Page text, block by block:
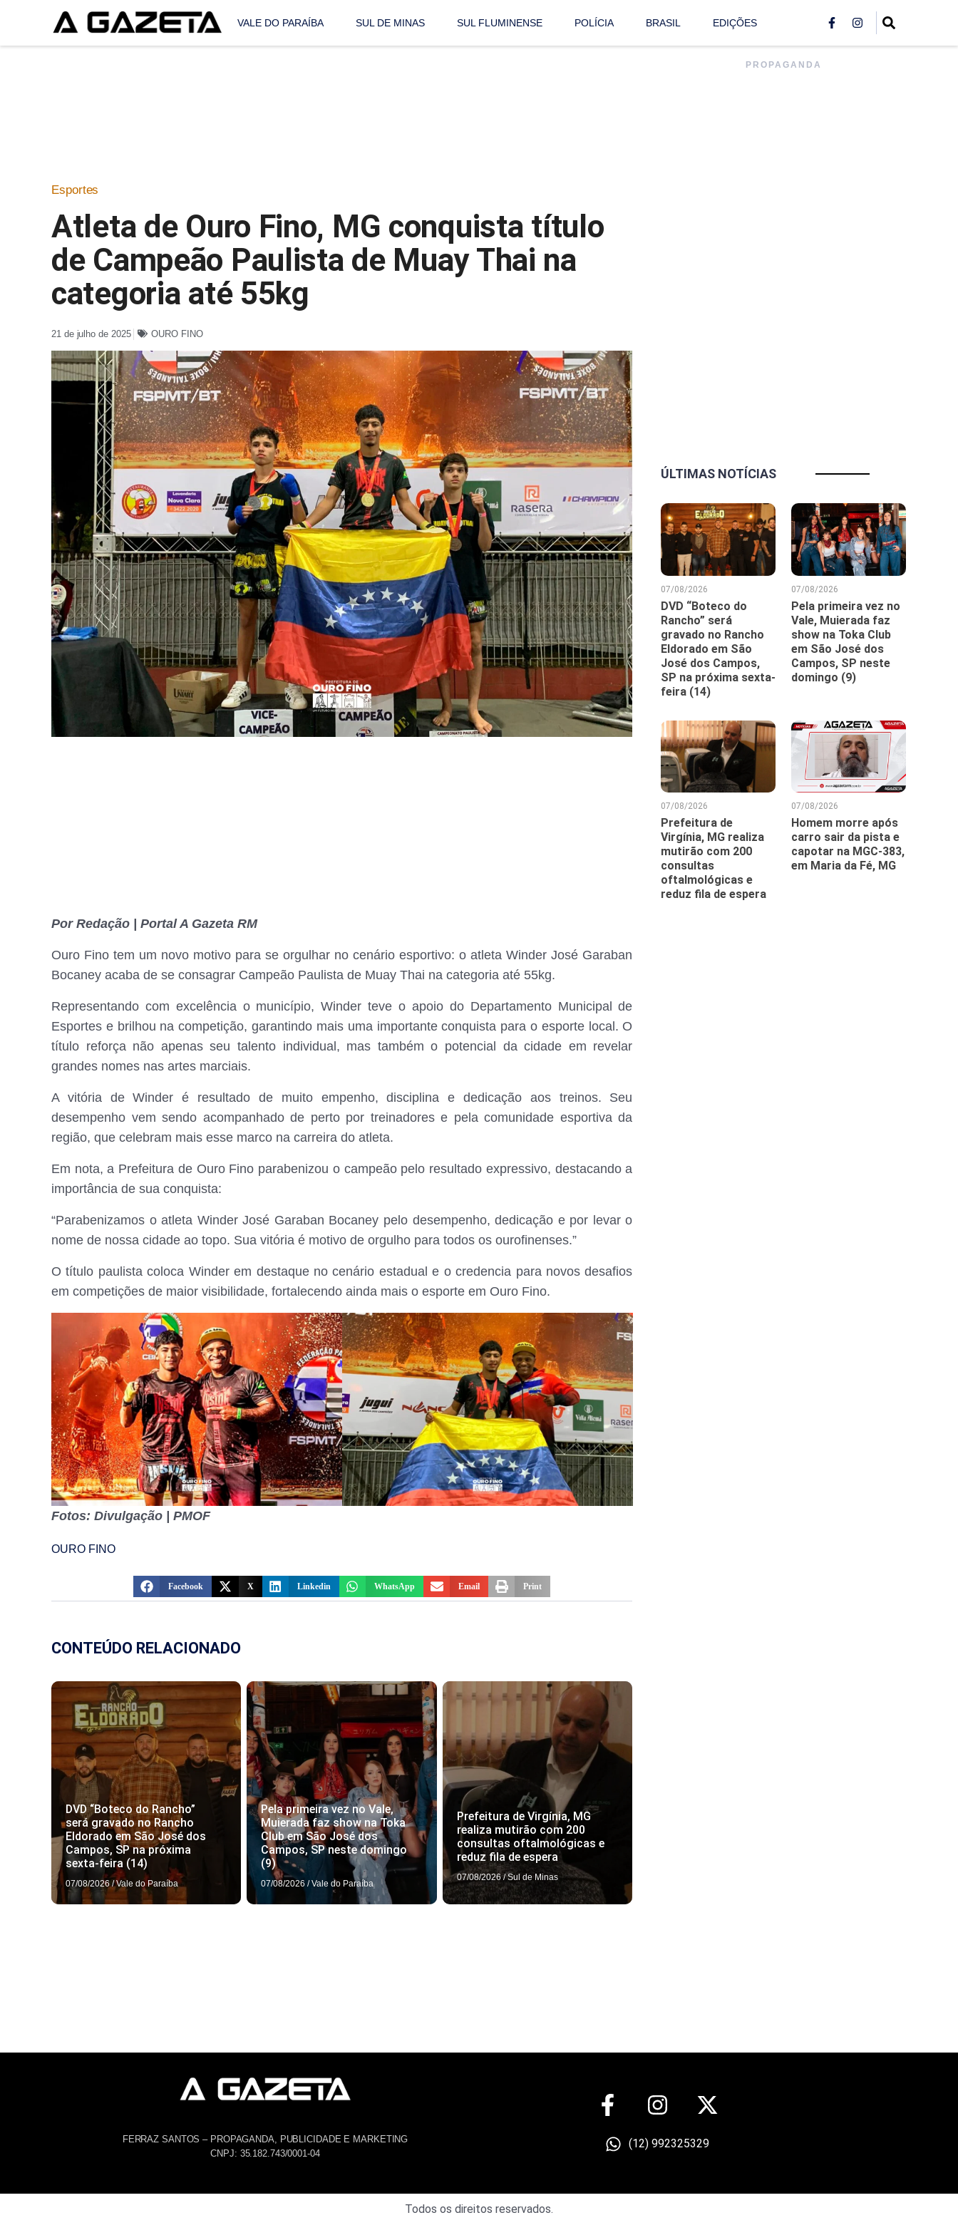
VALE DO PARAÍBA SUL DE MINAS SUL FLUMINENSE POLÍCIA BRASIL EDIÇÕES
Esportes
Atleta de Ouro Fino, MG conquista título
de Campeão Paulista de Muay Thai na
categoria até 55kg
21 de julho de 2025 OURO FINO
Por Redação | Portal A Gazeta RM
Ouro Fino tem um novo motivo para se orgulhar no cenário esportivo: o atleta Winder José Garaban
Bocaney acaba de se consagrar Campeão Paulista de Muay Thai na categoria até 55kg.
Representando com excelência o município, Winder teve o apoio do Departamento Municipal de
Esportes e brilhou na competição, garantindo mais uma importante conquista para o esporte local. O
título reforça não apenas seu talento individual, mas também o potencial da cidade em revelar
grandes nomes nas artes marciais.
A vitória de Winder é resultado de muito empenho, disciplina e dedicação aos treinos. Seu
desempenho vem sendo acompanhado de perto por treinadores e pela comunidade esportiva da
região, que celebram mais esse marco na carreira do atleta.
Em nota, a Prefeitura de Ouro Fino parabenizou o campeão pelo resultado expressivo, destacando a
importância de sua conquista:
“Parabenizamos o atleta Winder José Garaban Bocaney pelo desempenho, dedicação e por levar o
nome de nossa cidade ao topo. Sua vitória é motivo de orgulho para todos os ourofinenses.”
O título paulista coloca Winder em destaque no cenário estadual e o credencia para novos desafios
em competições de maior visibilidade, fortalecendo ainda mais o esporte em Ouro Fino.
Fotos: Divulgação | PMOF
OURO FINO
Facebook X Linkedin WhatsApp Email Print
CONTEÚDO RELACIONADO
DVD “Boteco do Rancho”
será gravado no Rancho
Eldorado em São José dos
Campos, SP na próxima
sexta-feira (14)
07/08/2026 / Vale do Paraíba
Pela primeira vez no Vale,
Muierada faz show na Toka
Club em São José dos
Campos, SP neste domingo
(9)
07/08/2026 / Vale do Paraíba
Prefeitura de Virgínia, MG
realiza mutirão com 200
consultas oftalmológicas e
reduz fila de espera
07/08/2026 / Sul de Minas
PROPAGANDA
ÚLTIMAS NOTÍCIAS
07/08/2026
DVD “Boteco do
Rancho” será
gravado no Rancho
Eldorado em São
José dos Campos,
SP na próxima sexta-
feira (14)
07/08/2026
Pela primeira vez no
Vale, Muierada faz
show na Toka Club
em São José dos
Campos, SP neste
domingo (9)
07/08/2026
Prefeitura de
Virgínia, MG realiza
mutirão com 200
consultas
oftalmológicas e
reduz fila de espera
07/08/2026
Homem morre após
carro sair da pista e
capotar na MGC-383,
em Maria da Fé, MG
FERRAZ SANTOS – PROPAGANDA, PUBLICIDADE E MARKETING
CNPJ: 35.182.743/0001-04
(12) 992325329
Todos os direitos reservados.